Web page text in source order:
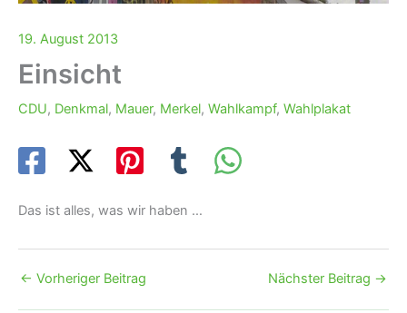
19. August 2013
Einsicht
CDU, Denkmal, Mauer, Merkel, Wahlkampf, Wahlplakat
Das ist alles, was wir haben …
← Vorheriger Beitrag Nächster Beitrag →